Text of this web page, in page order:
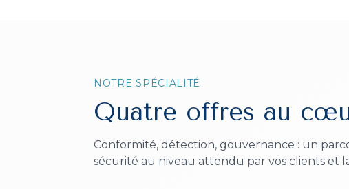
NOTRE SPÉCIALITÉ
Quatre offres au
Conformité, détection, gouvernance : un
sécurité au niveau attendu par vos clients et